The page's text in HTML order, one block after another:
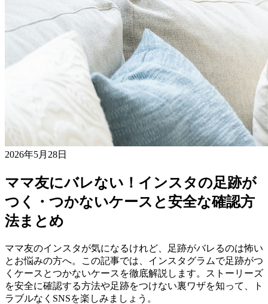
2026年5月28日
ママ友にバレない！インスタの足跡が
つく・つかないケースと安全な確認方
法まとめ
ママ友のインスタが気になるけれど、足跡がバレるのは怖い
とお悩みの方へ。この記事では、インスタグラムで足跡がつ
くケースとつかないケースを徹底解説します。ストーリーズ
を安全に確認する方法や足跡をつけない裏ワザを知って、ト
ラブルなくSNSを楽しみましょう。